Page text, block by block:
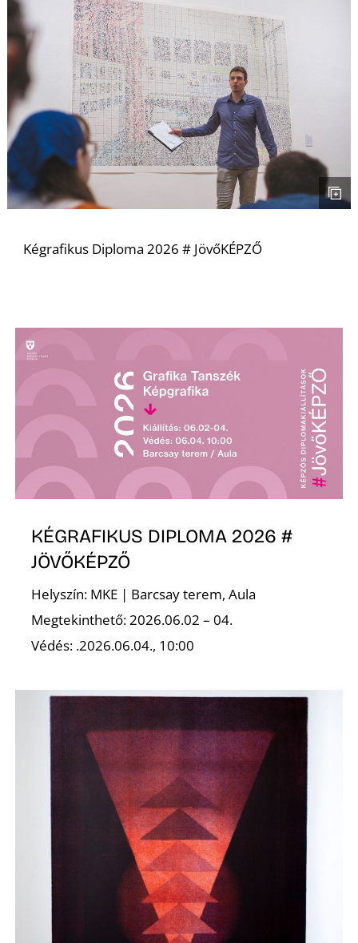
Kégrafikus Diploma 2026 # JövőKÉPZŐ
KÉGRAFIKUS DIPLOMA 2026 #
JÖVŐKÉPZŐ
Helyszín: MKE | Barcsay terem, Aula
Megtekinthető: 2026.06.02 – 04.
Védés: .2026.06.04., 10:00